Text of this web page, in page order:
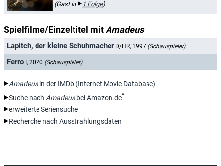
(Gast in 1 Folge)
Spielfilme/Einzeltitel mit Amadeus
Lapitch, der kleine Schuhmacher D/HR, 1997 (Schauspieler)
Ferro I, 2020 (Schauspieler)
Amadeusin der IMDb (Internet Movie Database)
Suche nach Amadeus bei Amazon.de*
erweiterte Seriensuche
Recherche nach Ausstrahlungsdaten